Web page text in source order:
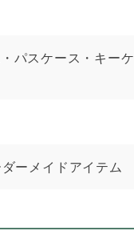
パスケース・キー
ーメイドアイテム